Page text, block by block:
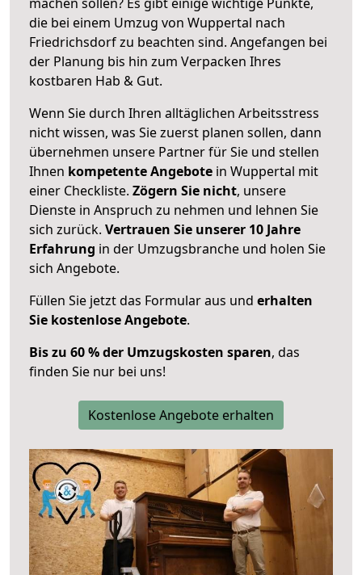
die bei einem Umzug von Wuppertal nach
Friedrichsdorf zu beachten sind. Angefangen bei
der Planung bis hin zum Verpacken Ihres
kostbaren Hab & Gut.
Wenn Sie durch Ihren alltäglichen Arbeitsstress
nicht wissen, was Sie zuerst planen sollen, dann
übernehmen unsere Partner für Sie und stellen
Ihnen kompetente Angebote in Wuppertal mit
einer Checkliste. Zögern Sie nicht, unsere
Dienste in Anspruch zu nehmen und lehnen Sie
sich zurück. Vertrauen Sie unserer 10 Jahre
Erfahrung in der Umzugsbranche und holen Sie
sich Angebote.
Füllen Sie jetzt das Formular aus und erhalten
Sie kostenlose Angebote.
Bis zu 60 % der Umzugskosten sparen, das
finden Sie nur bei uns!
Kostenlose Angebote erhalten